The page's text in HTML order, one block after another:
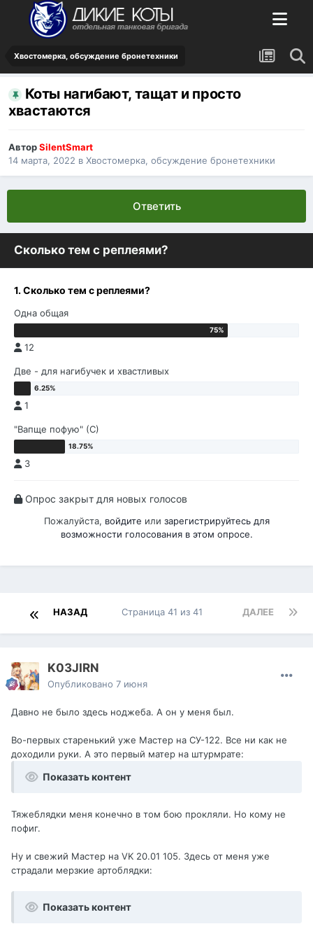
Хвостомерка, обсуждение бронетехники
Коты нагибают, тащат и просто
хвастаются
АвторSilentSmart
14 марта, 2022 в Хвостомерка, обсуждение бронетехники
Ответить
Сколько тем с реплеями?
1. Сколько тем с реплеями?
Одна общая
12
Две - для нагибучек и хвастливых
1
"Вапще пофую" (С)
3
Опрос закрыт для новых голосов
Пожалуйста, войдите или зарегистрируйтесьдля
возможности голосования в этом опросе.
НАЗАД ДАЛЕЕ
Страница 41 из 41
K03JIRN
Опубликовано 7 июня
Давно не было здесь ноджеба. А он у меня был.
Во-первых старенький уже Мастер на СУ-122. Все ни как не
доходили руки. А это первый матер на штурмрате:
Показать контент
Тяжеблядки меня конечно в том бою прокляли. Но кому не
пофиг.
Ну и свежий Мастер на VK 20.01 105. Здесь от меня уже
страдали мерзкие артоблядки:
Показать контент